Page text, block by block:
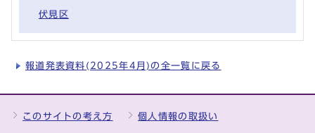
伏見区
報道発表資料(2025年4月)の全一覧に戻る
このサイトの考え方 個人情報の取扱い